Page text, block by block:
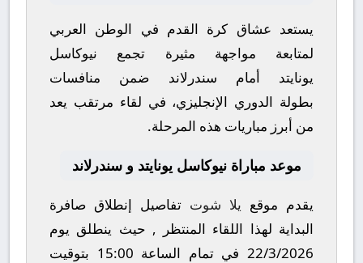
يستعد عشاق كرة القدم في الوطن العربي
لمتابعة مواجهة مثيرة تجمع نيوكاسل
يونايتد أمام سندرلاند ضمن منافسات
بطولة الدوري الإنجليزي، في لقاء مرتقب يعد
من أبرز مباريات هذه المرحلة.
موعد مباراة نيوكاسل يونايتد و سندرلاند
يقدم موقع يلا شوت تفاصيل إنطلاق صافرة
البداية لهذا اللقاء المنتظر , حيث ينطلق يوم
22/3/2026في تمام الساعة 15:00 بتوقيت